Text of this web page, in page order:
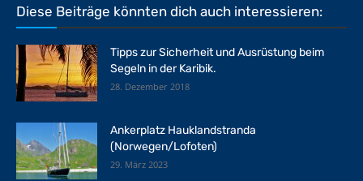
Diese Beiträge könnten dich auch interessieren:
Tipps zur Sicherheit und Ausrüstung beim
Segeln in der Karibik.
28. Dezember 2018
Ankerplatz Hauklandstranda
(Norwegen/Lofoten)
29. März 2023